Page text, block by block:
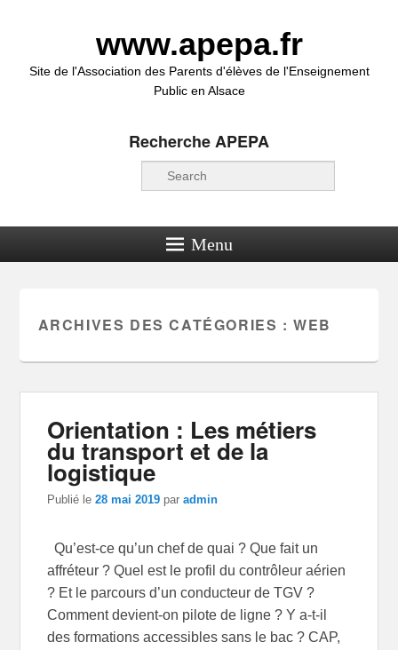
www.apepa.fr
Site de l'Association des Parents d'élèves de l'Enseignement
Public en Alsace
Recherche APEPA
Recherche
Menu
ARCHIVES DES CATÉGORIES :WEB
Orientation : Les métiers
du transport et de la
logistique
Publié le28 mai 2019 paradmin
Qu’est-ce qu’un chef de quai ? Que fait un
affréteur ? Quel est le profil du contrôleur aérien
? Et le parcours d’un conducteur de TGV ?
Comment devient-on pilote de ligne ? Y a-t-il
des formations accessibles sans le bac ? CAP,